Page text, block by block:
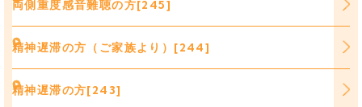
両側重度感音難聴の方[245]
精神遅滞の方（ご家族より）[244]
精神遅滞の方[243]